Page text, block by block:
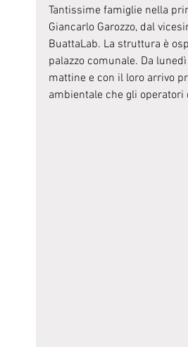
Tantissime famiglie nella
Giancarlo Garozzo, dal
BuattaLab. La struttura è
palazzo comunale. Da
mattine e con il loro arrivo
ambientale che gli operatori